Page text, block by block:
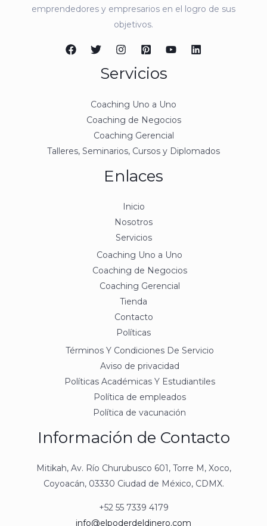
emprendedores y empresarios en el logro de sus
objetivos.
Servicios
Coaching Uno a Uno
Coaching de Negocios
Coaching Gerencial
Talleres, Seminarios, Cursos y Diplomados
Enlaces
Inicio
Nosotros
Servicios
Coaching Uno a Uno
Coaching de Negocios
Coaching Gerencial
Tienda
Contacto
Políticas
Términos Y Condiciones De Servicio
Aviso de privacidad
Políticas Académicas Y Estudiantiles
Política de empleados
Política de vacunación
Información de Contacto
Mitikah, Av. Río Churubusco 601, Torre M, Xoco,
Coyoacán, 03330 Ciudad de México, CDMX.
+52 55 7339 4179
info@elpoderdeldinero.com